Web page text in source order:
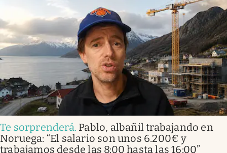
Te sorprenderá. Pablo, albañil trabajando en
Noruega: “El salario son unos 6.200€ y
trabajamos desde las 8:00 hasta las 16:00”